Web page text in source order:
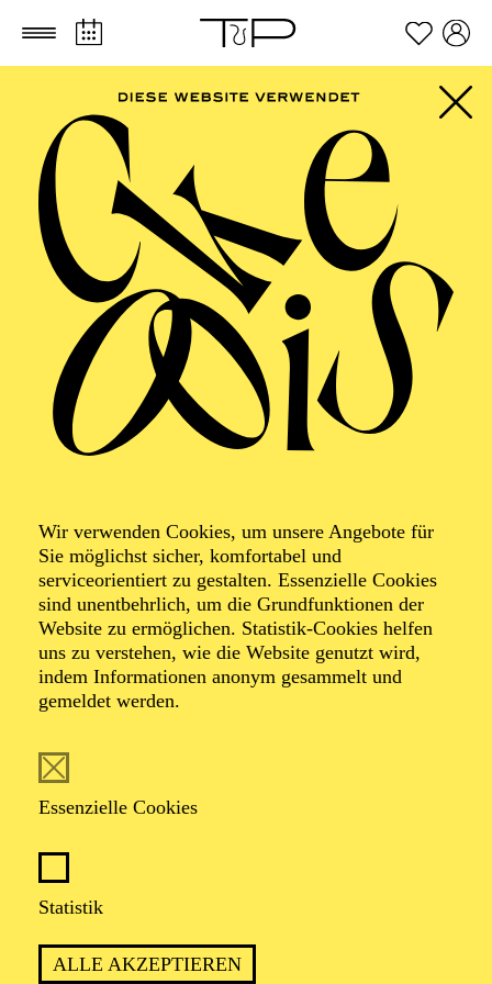
Zum Hauptinhalt springen Zum Footer springen
Wir verwenden Cookies, um unsere Angebote für
Sie möglichst sicher, komfortabel und
serviceorientiert zu gestalten. Essenzielle Cookies
sind unentbehrlich, um die Grundfunktionen der
Website zu ermöglichen. Statistik-Cookies helfen
uns zu verstehen, wie die Website genutzt wird,
indem Informationen anonym gesammelt und
gemeldet werden.
Essenzielle Cookies
Statistik
ALLE AKZEPTIEREN
Foto: Johan Sandberg
Bettina Engelhardt
Schauspiel-Ensemble
Schauspielkunst "Ernst Busch" in Berlin (1989-1993)
Deutschen Schauspielhaus Hamburg (1993-2000), bei
2002) und an den Münchner Kammerspielen sowie dem
Schauspielhaus Düsseldorf. Von 2005 bis 2010 war sie